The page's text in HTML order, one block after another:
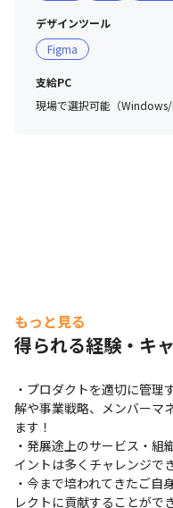
デザインツール
Figma
支給PC
現場で選択可能（Windows/
もっと見る
得られる経験・キ
・プロダクトを適切に管理
解や事業戦略、メンバーマ
ます！
・発展途上のサービス・組
イントは多くチャレンジで
・今まで培われてきたご自
レクトに貢献することがで